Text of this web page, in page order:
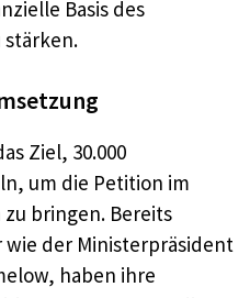
Basis des
stärken.
Ziel, 30.000
um die Petition im
zu bringen. Bereits
der Ministerpräsident
haben ihre